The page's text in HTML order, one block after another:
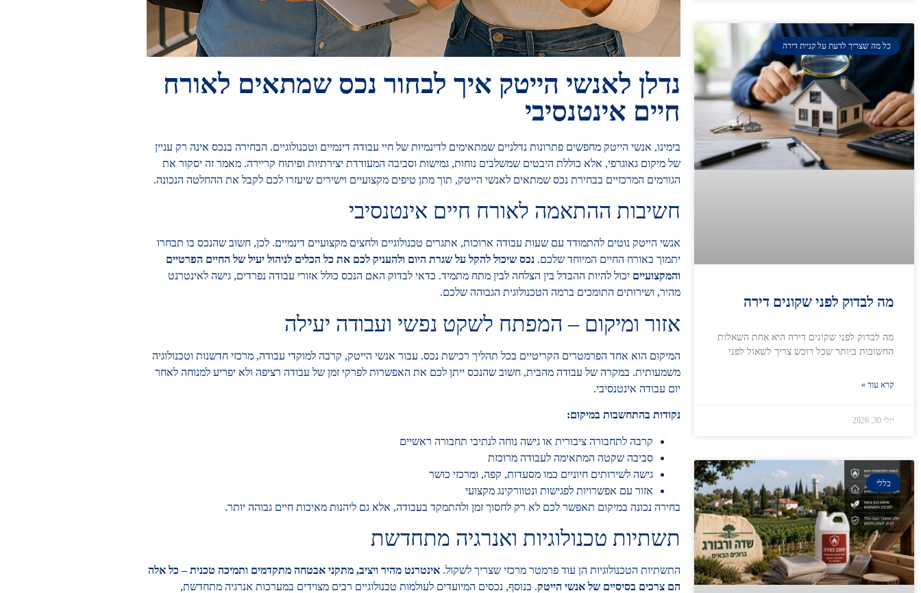
כל מה שצריך לדעת על קניית דירה
מה לבדוק לפני שקונים דירה
מה לבדוק לפני שקונים דירה היא אחת השאלות
החשובות ביותר שכל רוכש צריך לשאול לפני
קרא עוד »
יולי 30, 2026
כללי
נדלן לאנשי הייטק איך לבחור נכס שמתאים לאורח
חיים אינטנסיבי
בימינו, אנשי הייטק מחפשים פתרונות נדלניים שמתאימים לדינמיות של חיי עבודה דינמיים וטכנולוגיים. הבחירה בנכס אינה רק עניין
של מיקום גאוגרפי, אלא כוללת היבטים שמשלבים נוחות, גמישות וסביבה המעודדת יצירתיות ופיתוח קריירה. מאמר זה יסקור את
הגורמים המרכזיים בבחירת נכס שמתאים לאנשי הייטק, תוך מתן טיפים מקצועיים וישירים שיעזרו לכם לקבל את ההחלטה הנכונה.
חשיבות ההתאמה לאורח חיים אינטנסיבי
אנשי הייטק נוטים להתמודד עם שעות עבודה ארוכות, אתגרים טכנולוגיים ולחצים מקצועיים דינמיים. לכן, חשוב שהנכס בו תבחרו
יתמוך באורח החיים המיוחד שלכם. נכס שיכול להקל על שגרת היום ולהעניק לכם את כל הכלים לניהול יעיל של החיים הפרטיים
והמקצועיים יכול להיות ההבדל בין הצלחה לבין מתח מתמיד. כדאי לבדוק האם הנכס כולל אזורי עבודה נפרדים, גישה לאינטרנט
מהיר, ושירותים התומכים ברמה הטכנולוגית הגבוהה שלכם.
אזור ומיקום – המפתח לשקט נפשי ועבודה יעילה
המיקום הוא אחד הפרמטרים הקריטיים בכל תהליך רכישת נכס. עבור אנשי הייטק, קרבה למוקדי עבודה, מרכזי חדשנות וטכנולוגיה
משמעותית. במקרה של עבודה מהבית, חשוב שהנכס ייתן לכם את האפשרות לפרקי זמן של עבודה רציפה ולא יפריע למנוחה לאחר
יום עבודה אינטנסיבי.
נקודות בהתחשבות במיקום:
קרבה לתחבורה ציבורית או גישה נוחה לנתיבי תחבורה ראשיים
סביבה שקטה המתאימה לעבודה מרוכזת
גישה לשירותים חיוניים כמו מסעדות, קפה, ומרכזי כושר
אזור עם אפשרויות לפגישות ונטוורקינג מקצועי
בחירה נכונה במיקום תאפשר לכם לא רק לחסוך זמן ולהתמקד בעבודה, אלא גם ליהנות מאיכות חיים גבוהה יותר.
תשתיות טכנולוגיות ואנרגיה מתחדשת
התשתיות הטכנולוגיות הן עוד פרמטר מרכזי שצריך לשקול. אינטרנט מהיר ויציב, מתקני אבטחה מתקדמים ותמיכה טכנית – כל אלה
הם צרכים בסיסיים של אנשי הייטק. בנוסף, נכסים המיועדים לעולמות טכנולוגיים רבים מצוידים במערכות אנרגיה מתחדשת,